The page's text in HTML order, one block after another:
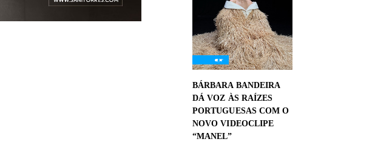
BÁRBARA BANDEIRA
DÁ VOZ ÀS RAÍZES
PORTUGUESAS COM O
NOVO VIDEOCLIPE
“MANEL”